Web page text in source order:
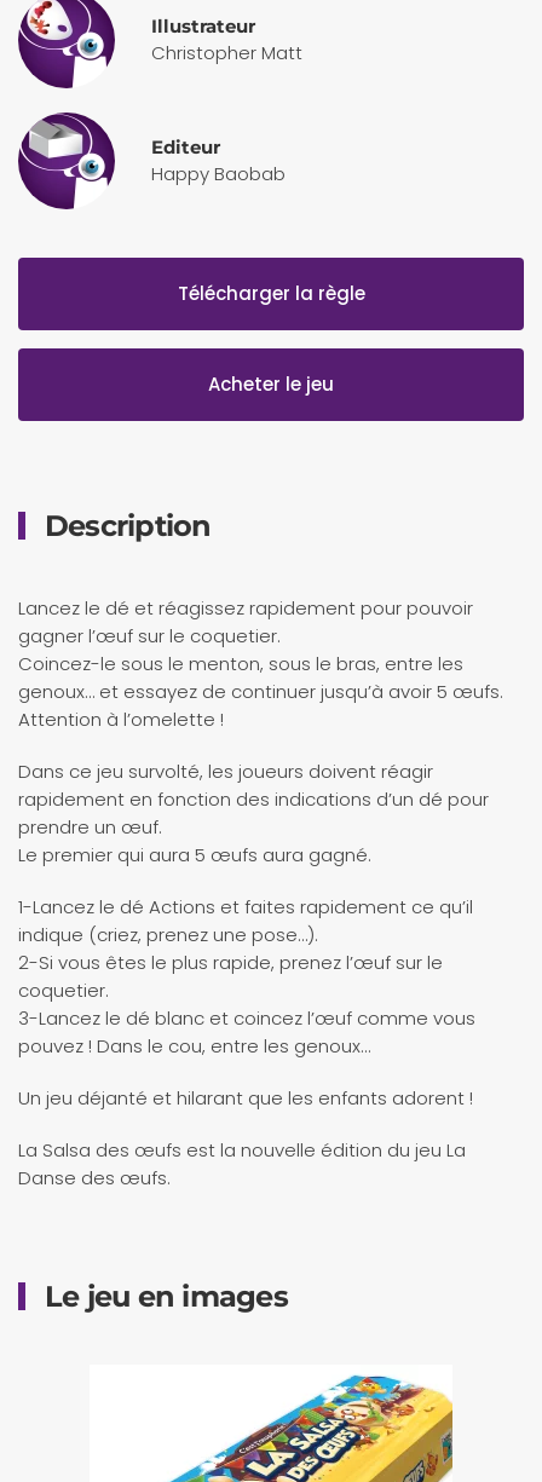
Illustrateur
Christopher Matt
Editeur
Happy Baobab
Télécharger la règle
Acheter le jeu
Description
Lancez le dé et réagissez rapidement pour pouvoir
gagner l’œuf sur le coquetier.
Coincez-le sous le menton, sous le bras, entre les
genoux… et essayez de continuer jusqu’à avoir 5 œufs.
Attention à l’omelette !
Dans ce jeu survolté, les joueurs doivent réagir
rapidement en fonction des indications d’un dé pour
prendre un œuf.
Le premier qui aura 5 œufs aura gagné.
1-Lancez le dé Actions et faites rapidement ce qu’il
indique (criez, prenez une pose…).
2-Si vous êtes le plus rapide, prenez l’œuf sur le
coquetier.
3-Lancez le dé blanc et coincez l’œuf comme vous
pouvez ! Dans le cou, entre les genoux…
Un jeu déjanté et hilarant que les enfants adorent !
La Salsa des œufs est la nouvelle édition du jeu La
Danse des œufs.
Le jeu en images